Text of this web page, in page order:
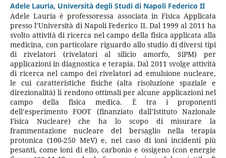
Adele Lauria, Università degli Studi di Napoli Federico II
Adele Lauria è professoressa associata in Fisica Applicata
presso l’Università di Napoli Federico II. Dal 1999 al 2011 ha
svolto attività di ricerca nel campo della fisica applicata alla
medicina, con particolare riguardo allo studio di diversi tipi
di rivelatori (rivelatori al silicio amorfo, SiPM) per
applicazioni in diagnostica e terapia. Dal 2011 svolge attività
di ricerca nel campo dei rivelatori ad emulsione nucleare,
le cui caratteristiche fisiche (alta risoluzione spaziale e
direzionalità) li rendono ottimali per alcune applicazioni nel
campo della fisica medica. È tra i proponenti
dell’esperimento FOOT (finanziato dall’Istituto Nazionale
Fisica Nucleare) che ha lo scopo di misurare la
frammentazione nucleare del bersaglio nella terapia
protonica (100-250 MeV) e, nel caso di ioni incidenti più
pesanti, come ioni di elio, carbonio e ossigeno (con energie